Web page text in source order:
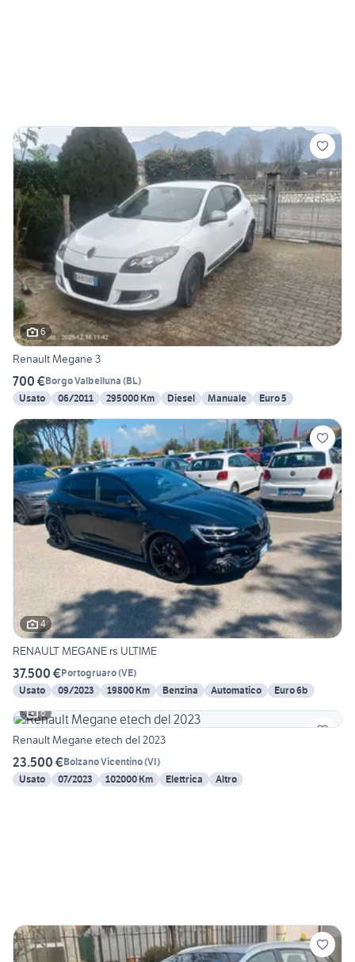
6
Renault Megane 3
700 €Borgo Valbelluna (BL)
Usato
06/2011 295000 Km Diesel Manuale Euro 5
4
RENAULT MEGANE rs ULTIME
37.500 €Portogruaro(VE)
Usato
09/2023 19800 Km Benzina Automatico
Euro 6b
6
Renault Megane etech del 2023
23.500 €Bolzano Vicentino(VI)
Usato
07/2023 102000 Km Elettrica Altro